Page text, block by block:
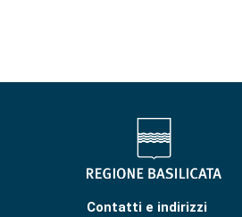
Contatti e indirizzi